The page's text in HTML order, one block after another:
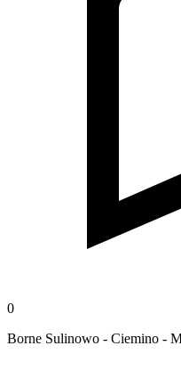
0
Borne Sulinowo - Ciemino -